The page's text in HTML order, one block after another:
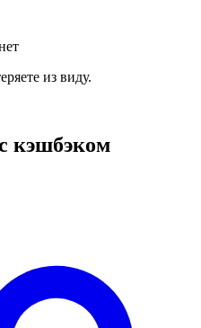
из виду.
кэшбэком